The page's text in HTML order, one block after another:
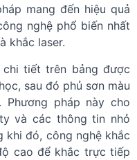
mang đến hiệu quả
nghệ phổ biến nhất
khắc laser.
tiết trên bảng được
sau đó phủ sơn màu
pháp này cho
và các thông tin nhỏ
khi đó, công nghệ khắc
cao để khắc trực tiếp